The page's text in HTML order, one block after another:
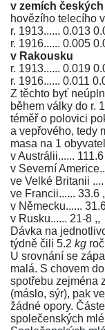
v zemích českých
hovězího telecího
r. 1913...... 0.013
r. 1916...... 0.005
v Rakousku
r. 1913...... 0.019
r. 1916...... 0.011
Z těchto byť
během války do r.
téměř o polovici
a vepřového, tedy
masa na 1
v Austrálii...... 111.6
v Severní
ve Velké Britanii ....
ve Francii...... 33.6
v Německu......
v Rusku...... 21-8 ,,
Dávka na
týdně čili 5.2 kg
U srovnání se
malá. S chovem
spotřebu zejména
(máslo, sýr), pak
žádné opory.
společenských